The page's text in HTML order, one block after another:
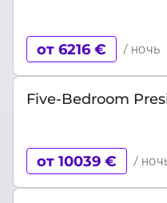
от 6216 € / ночь
Five-Bedroom
от 10039 € /